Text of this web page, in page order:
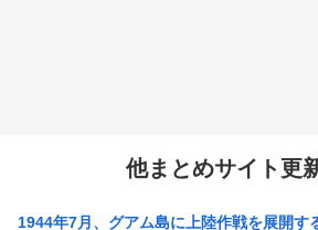
他まとめサイト更
1944年7月、グアム島に上陸作戦を展開す